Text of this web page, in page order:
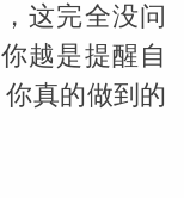
这完全没问
越是提醒自
真的做到的